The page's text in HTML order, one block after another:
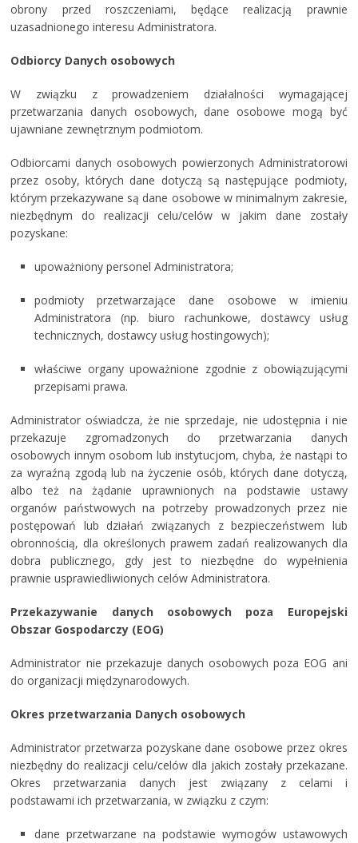
obrony przed roszczeniami, będące realizacją prawnie
uzasadnionego interesu Administratora.
Odbiorcy Danych osobowych
W związku z prowadzeniem działalności wymagającej
przetwarzania danych osobowych, dane osobowe mogą być
ujawniane zewnętrznym podmiotom.
Odbiorcami danych osobowych powierzonych Administratorowi
przez osoby, których dane dotyczą są następujące podmioty,
którym przekazywane są dane osobowe w minimalnym zakresie,
niezbędnym do realizacji celu/celów w jakim dane zostały
pozyskane:
upoważniony personel Administratora;
podmioty przetwarzające dane osobowe w imieniu
Administratora (np. biuro rachunkowe, dostawcy usług
technicznych, dostawcy usług hostingowych);
właściwe organy upoważnione zgodnie z obowiązującymi
przepisami prawa.
Administrator oświadcza, że nie sprzedaje, nie udostępnia i nie
przekazuje zgromadzonych do przetwarzania danych
osobowych innym osobom lub instytucjom, chyba, że nastąpi to
za wyraźną zgodą lub na życzenie osób, których dane dotyczą,
albo też na żądanie uprawnionych na podstawie ustawy
organów państwowych na potrzeby prowadzonych przez nie
postępowań lub działań związanych z bezpieczeństwem lub
obronnością, dla określonych prawem zadań realizowanych dla
dobra publicznego, gdy jest to niezbędne do wypełnienia
prawnie usprawiedliwionych celów Administratora.
Przekazywanie danych osobowych poza Europejski
Obszar Gospodarczy (EOG)
Administrator nie przekazuje danych osobowych poza EOG ani
do organizacji międzynarodowych.
Okres przetwarzania Danych osobowych
Administrator przetwarza pozyskane dane osobowe przez okres
niezbędny do realizacji celu/celów dla jakich zostały przekazane.
Okres przetwarzania danych jest związany z celami i
podstawami ich przetwarzania, w związku z czym:
dane przetwarzane na podstawie wymogów ustawowych